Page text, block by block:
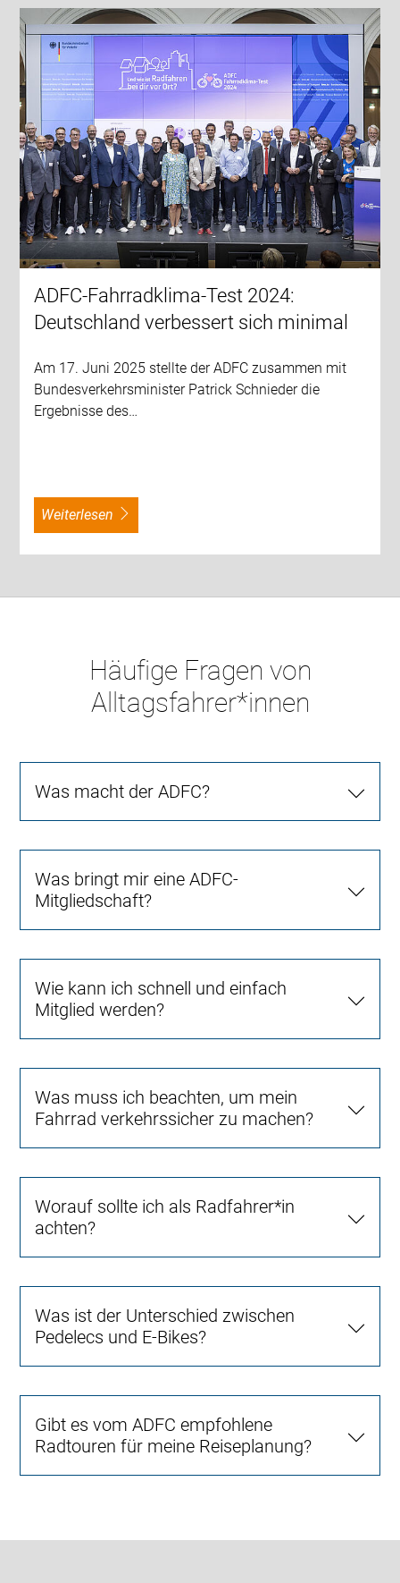
ADFC-Fahrradklima-Test 2024:
Deutschland verbessert sich minimal
Am 17. Juni 2025 stellte der ADFC zusammen mit
Bundesverkehrsminister Patrick Schnieder die
Ergebnisse des…
weiterlesen
Häufige Fragen von
Alltagsfahrer*innen
Was macht der ADFC?
Was bringt mir eine ADFC-
Mitgliedschaft?
Wie kann ich schnell und einfach
Mitglied werden?
Was muss ich beachten, um mein
Fahrrad verkehrssicher zu machen?
Worauf sollte ich als Radfahrer*in
achten?
Was ist der Unterschied zwischen
Pedelecs und E-Bikes?
Gibt es vom ADFC empfohlene
Radtouren für meine Reiseplanung?